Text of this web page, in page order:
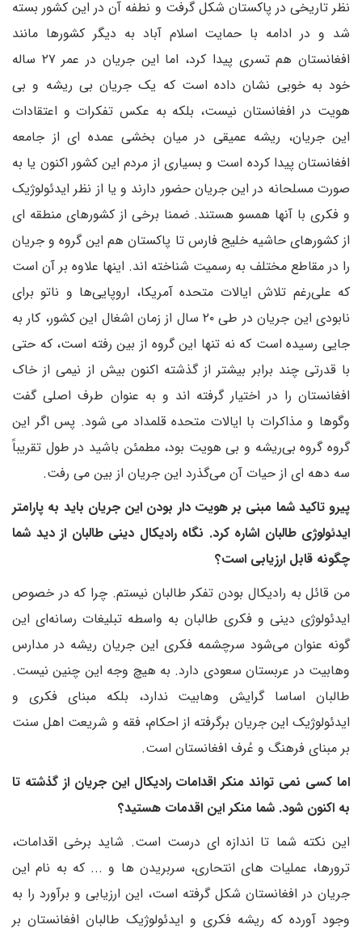
نظر تاریخی در پاکستان شکل گرفت و نطفه آن در این کشور بسته
شد و در ادامه با حمایت اسلام آباد به دیگر کشورها مانند
افغانستان هم تسری پیدا کرد، اما این جریان در عمر ۲۷ ساله
خود به خوبی نشان داده است که یک جریان بی ریشه و بی
هویت در افغانستان نیست، بلکه به عکس تفکرات و اعتقادات
این جریان، ریشه عمیقی در میان بخشی عمده ای از جامعه
افغانستان پیدا کرده است و بسیاری از مردم این کشور اکنون یا به
صورت مسلحانه در این جریان حضور دارند و یا از نظر ایدئولوژیک
و فکری با آنها همسو هستند. ضمنا برخی از کشورهای منطقه ای
از کشورهای حاشیه خلیج فارس تا پاکستان هم این گروه و جریان
را در مقاطع مختلف به رسمیت شناخته اند. اینها علاوه بر آن است
که علی‌رغم تلاش ایالات متحده آمریکا، اروپایی‌ها و ناتو برای
نابودی این جریان در طی ۲۰ سال از زمان اشغال این کشور، کار به
جایی رسیده است که نه تنها این گروه از بین رفته است، که حتی
با قدرتی چند برابر بیشتر از گذشته اکنون بیش از نیمی از خاک
افغانستان را در اختیار گرفته اند و به عنوان طرف اصلی گفت
وگوها و مذاکرات با ایالات متحده قلمداد می شود. پس اگر این
گروه گروه بی‌ریشه و بی هویت بود، مطمئن باشید در طول تقریباً
سه دهه ای از حیات آن می‌گذرد این جریان از بین می رفت.
پیرو تاکید شما مبنی بر هویت دار بودن این جریان باید به پارامتر
ایدئولوژی طالبان اشاره کرد. نگاه رادیکال دینی طالبان از دید شما
چگونه قابل ارزیابی است؟
من قائل به رادیکال بودن تفکر طالبان نیستم. چرا که در خصوص
ایدئولوژی دینی و فکری طالبان به واسطه تبلیغات رسانه‌ای این
گونه عنوان می‌شود سرچشمه فکری این جریان ریشه در مدارس
وهابیت در عربستان سعودی دارد. به هیچ وجه این چنین نیست.
طالبان اساسا گرایش وهابیت ندارد، بلکه مبنای فکری و
ایدئولوژیک این جریان برگرفته از احکام، فقه و شریعت اهل سنت
بر مبنای فرهنگ و عُرف افغانستان است.
اما کسی نمی تواند منکر اقدامات رادیکال این جریان از گذشته تا
به اکنون شود. شما منکر این اقدمات هستید؟
این نکته شما تا اندازه ای درست است. شاید برخی اقدامات،
ترورها، عملیات های انتحاری، سربریدن ها و ... که به نام این
جریان در افغانستان شکل گرفته است، این ارزیابی و برآورد را به
وجود آورده که ریشه فکری و ایدئولوژیک طالبان افغانستان بر